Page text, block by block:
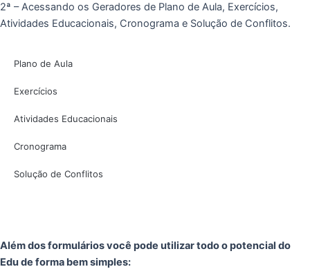
2ª – Acessando os Geradores de Plano de Aula, Exercícios,
Atividades Educacionais, Cronograma e Solução de Conflitos.
Plano de Aula
Exercícios
Atividades Educacionais
Cronograma
Solução de Conflitos
Além dos formulários você pode utilizar todo o potencial do
Edu de forma bem simples: